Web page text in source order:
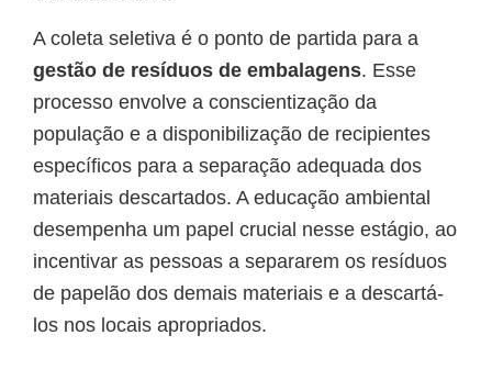
A coleta seletiva é o ponto de partida para a
gestão de resíduos de embalagens. Esse
processo envolve a conscientização da
população e a disponibilização de recipientes
específicos para a separação adequada dos
materiais descartados. A educação ambiental
desempenha um papel crucial nesse estágio, ao
incentivar as pessoas a separarem os resíduos
de papelão dos demais materiais e a descartá-
los nos locais apropriados.